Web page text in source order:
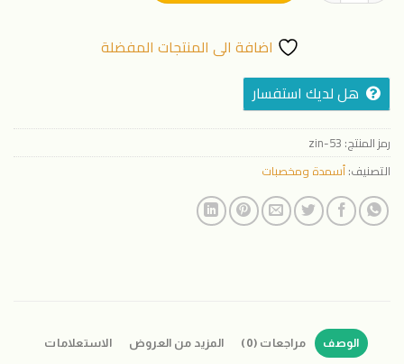
اضافة الى المنتجات المفضلة
هل لديك استفسار
رمز المنتج: zin-53
التصنيف:أسمدة ومخصبات
الوصف مراجعات (0) المزيد من العروض الاستعلامات